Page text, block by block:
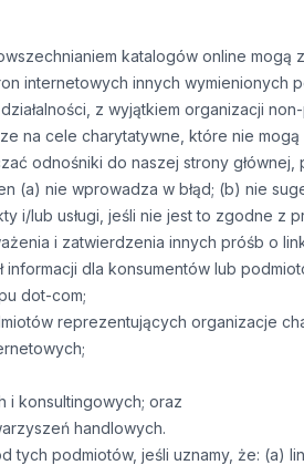
katalogów online
internetowych innych wymienionych
z wyjątkiem organizacji
na cele charytatywne, które nie
odnośniki do naszej strony
(a) nie wprowadza w błąd; (b) nie
i/lub usługi, jeśli nie jest to zgodne z
i zatwierdzenia innych próśb o
informacji dla konsumentów lub
dot-com;
reprezentujących organizacje
i konsultingowych; oraz
handlowych.
tych podmiotów, jeśli uznamy, że: (a)